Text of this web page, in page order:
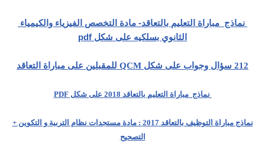
نماذج مباراة التعليم بالتعاقد- مادة التخصص الفيزياء والكيمياء
الثانوي بسلكيه على شكل pdf
212 سؤال وجواب على شكل QCM للمقبلين على مباراة التعاقد
نماذجمباراة التعليم بالتعاقد 2018 على شكل PDF
نماذج مباراة التوظيف بالتعاقد 2017 : مادة مستجدات نظام التربية و التكوين +
التصحيح